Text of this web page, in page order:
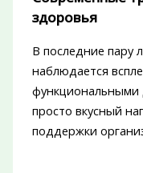
здоровья
В последние пару
наблюдается
просто вкусный
поддержки